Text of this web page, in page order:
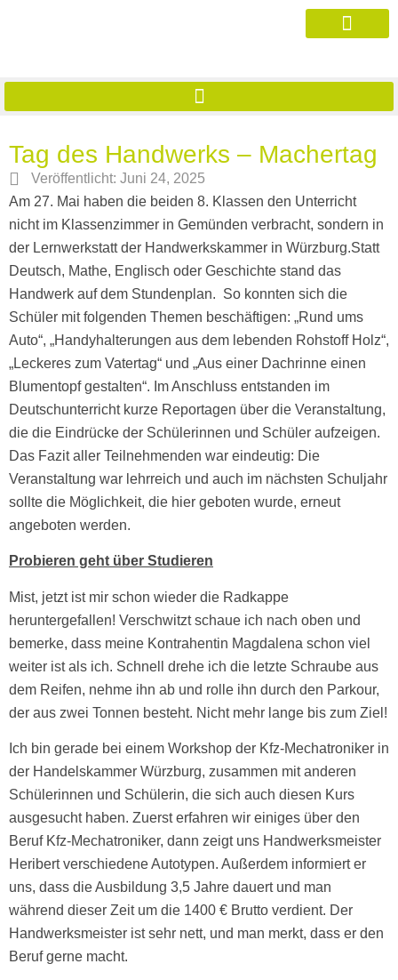
Tag des Handwerks – Machertag
Veröffentlicht: Juni 24, 2025
Am 27. Mai haben die beiden 8. Klassen den Unterricht
nicht im Klassenzimmer in Gemünden verbracht, sondern in
der Lernwerkstatt der Handwerkskammer in Würzburg.Statt
Deutsch, Mathe, Englisch oder Geschichte stand das
Handwerk auf dem Stundenplan. So konnten sich die
Schüler mit folgenden Themen beschäftigen: „Rund ums
Auto“, „Handyhalterungen aus dem lebenden Rohstoff Holz“,
„Leckeres zum Vatertag“ und „Aus einer Dachrinne einen
Blumentopf gestalten“. Im Anschluss entstanden im
Deutschunterricht kurze Reportagen über die Veranstaltung,
die die Eindrücke der Schülerinnen und Schüler aufzeigen.
Das Fazit aller Teilnehmenden war eindeutig: Die
Veranstaltung war lehrreich und auch im nächsten Schuljahr
sollte die Möglichkeit, die hier geboten wurde, erneut
angeboten werden.
Probieren geht über Studieren
Mist, jetzt ist mir schon wieder die Radkappe
heruntergefallen! Verschwitzt schaue ich nach oben und
bemerke, dass meine Kontrahentin Magdalena schon viel
weiter ist als ich. Schnell drehe ich die letzte Schraube aus
dem Reifen, nehme ihn ab und rolle ihn durch den Parkour,
der aus zwei Tonnen besteht. Nicht mehr lange bis zum Ziel!
Ich bin gerade bei einem Workshop der Kfz-Mechatroniker in
der Handelskammer Würzburg, zusammen mit anderen
Schülerinnen und Schülerin, die sich auch diesen Kurs
ausgesucht haben. Zuerst erfahren wir einiges über den
Beruf Kfz-Mechatroniker, dann zeigt uns Handwerksmeister
Heribert verschiedene Autotypen. Außerdem informiert er
uns, dass die Ausbildung 3,5 Jahre dauert und man
während dieser Zeit um die 1400 € Brutto verdient. Der
Handwerksmeister ist sehr nett, und man merkt, dass er den
Beruf gerne macht.